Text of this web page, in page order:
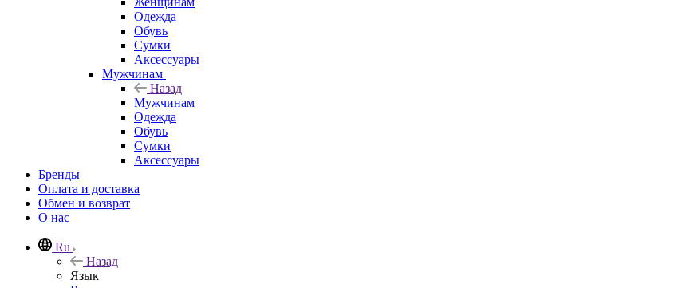
Одежда
Обувь
Сумки
Аксессуары
Мужчинам
Назад
Мужчинам
Одежда
Обувь
Сумки
Аксессуары
Бренды
Оплата и доставка
Обмен и возврат
О нас
Ru
Назад
Язык